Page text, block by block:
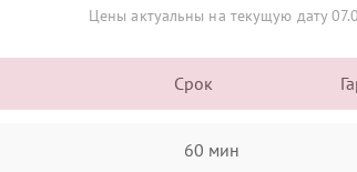
Цены актуальны на текущую дату
Срок
60 мин